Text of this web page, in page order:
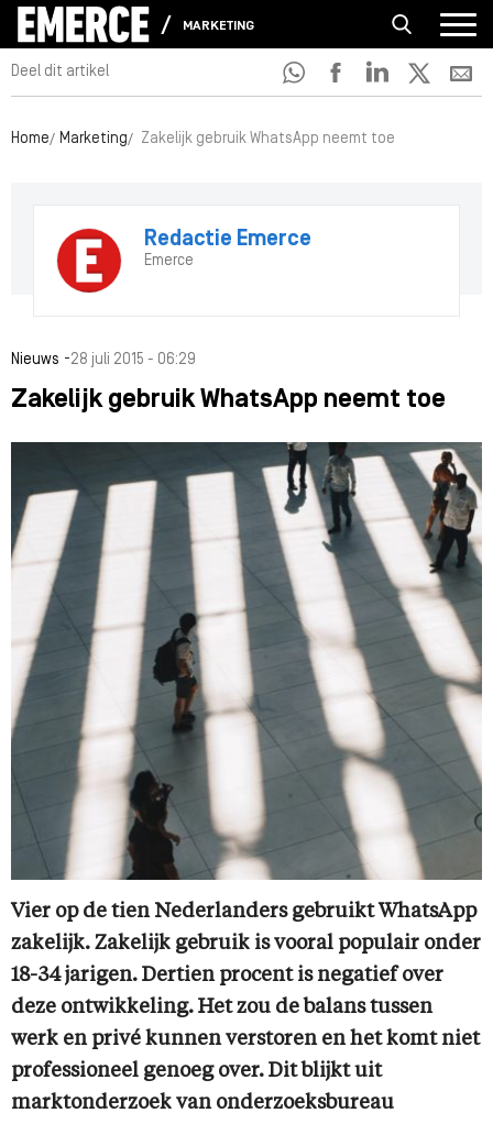
MARKETING
Deel dit artikel
Home Marketing Zakelijk gebruik WhatsApp neemt toe
Redactie Emerce
Emerce
Nieuws -28 juli 2015 - 06:29
Zakelijk gebruik WhatsApp neemt toe
Vier op de tien Nederlanders gebruikt WhatsApp
zakelijk. Zakelijk gebruik is vooral populair onder
18-34 jarigen. Dertien procent is negatief over
deze ontwikkeling. Het zou de balans tussen
werk en privé kunnen verstoren en het komt niet
professioneel genoeg over. Dit blijkt uit
marktonderzoek van onderzoeksbureau